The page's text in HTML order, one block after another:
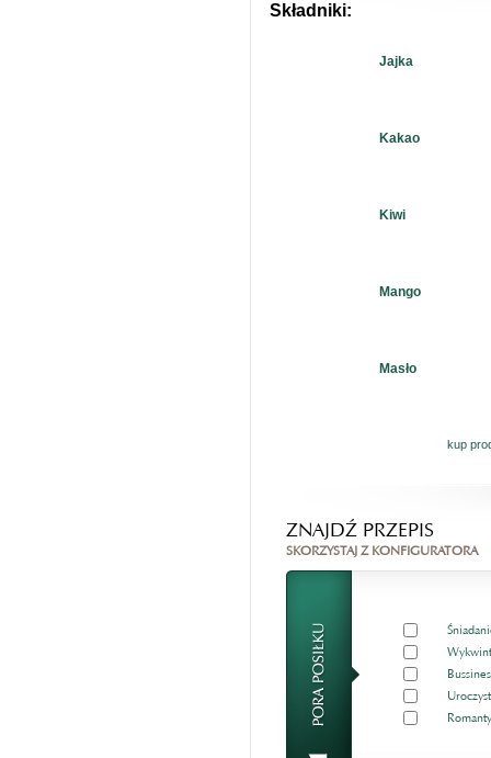
Składniki:
Jajka
Kakao
Kiwi
Mango
Masło
kup
ZNAJDŹ PRZEPIS
SKORZYSTAJ Z KONFIGURATORA